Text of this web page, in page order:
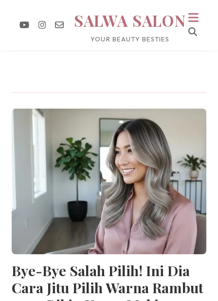
SALWA SALON
YOUR BEAUTY BESTIES
Bye-Bye Salah Pilih! Ini Dia
Cara Jitu Pilih Warna Rambut